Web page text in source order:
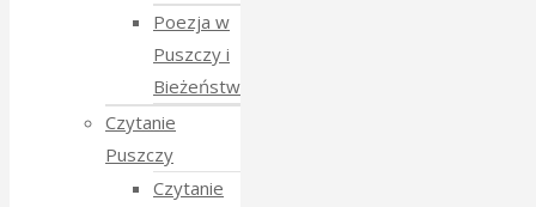
Poezja w
Puszczy i
Bieżeństwo
Czytanie
Puszczy
Czytanie